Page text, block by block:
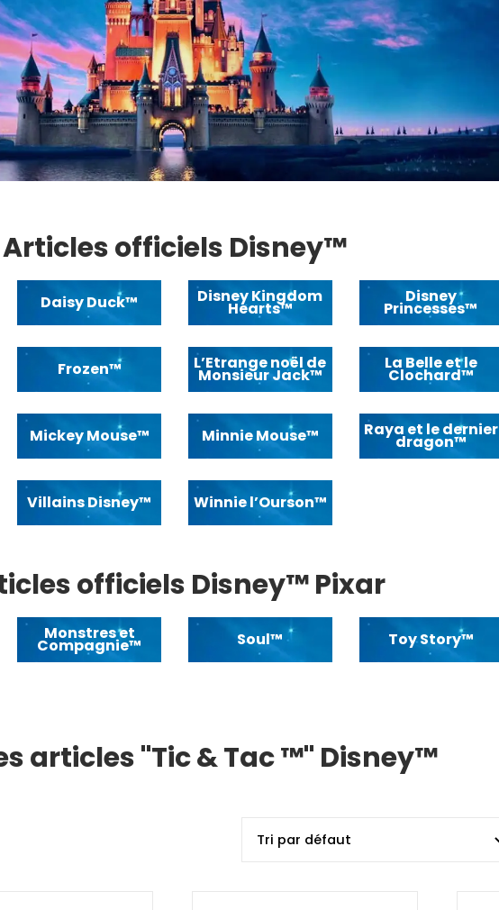
Articles officiels Disney™
Daisy Duck™ Disney Kingdom
Hearts™
Disney
Princesses™
Frozen™ L’Etrange noël de
Monsieur Jack™
La Belle et le
Clochard™
Mickey Mouse™ Minnie Mouse™ Raya et le dernier
dragon™
Villains Disney™ Winnie l’Ourson™
officiels Disney™ Pixar
Monstres et
Compagnie™ Soul™ Toy Story™
articles "Tic & Tac ™" Disney™